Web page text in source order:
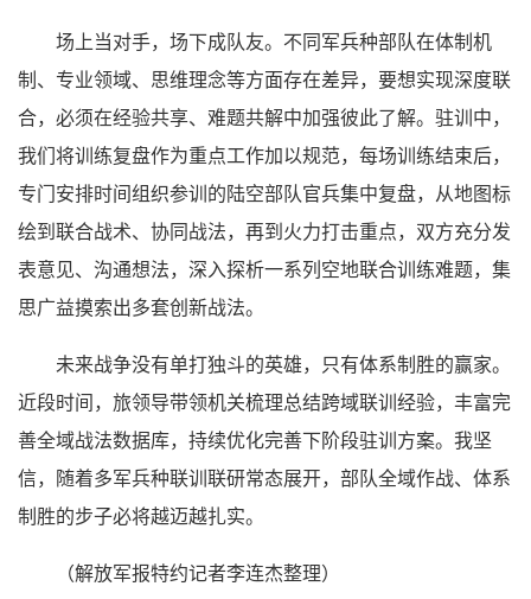
场上当对手，场下成队友。不同军兵种部队在体制机
制、专业领域、思维理念等方面存在差异，要想实现深度联
合，必须在经验共享、难题共解中加强彼此了解。驻训中，
我们将训练复盘作为重点工作加以规范，每场训练结束后，
专门安排时间组织参训的陆空部队官兵集中复盘，从地图标
绘到联合战术、协同战法，再到火力打击重点，双方充分发
表意见、沟通想法，深入探析一系列空地联合训练难题，集
思广益摸索出多套创新战法。
未来战争没有单打独斗的英雄，只有体系制胜的赢家。
近段时间，旅领导带领机关梳理总结跨域联训经验，丰富完
善全域战法数据库，持续优化完善下阶段驻训方案。我坚
信，随着多军兵种联训联研常态展开，部队全域作战、体系
制胜的步子必将越迈越扎实。
（解放军报特约记者李连杰整理）